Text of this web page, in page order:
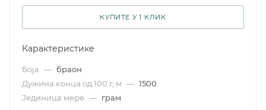
КУПИТЕ У 1 КЛИК
Карактеристике
Боја — браон
Дужина конца од 100 г, м — 1500
Јединица мере — грам